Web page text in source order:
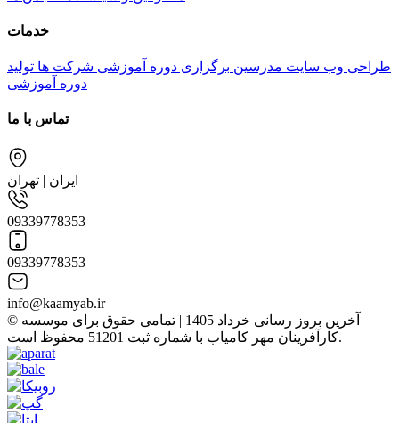
خدمات
طراحی وب سایت مدرسین برگزاری دوره آموزشی شرکت ها تولید
دوره آموزشی
تماس با ما
ایران | تهران
09339778353
09339778353
info@kaamyab.ir
© آخرین بروز رسانی خرداد 1405 | تمامی حقوق برای موسسه
کارآفرینان مهر کامیاب با شماره ثبت 51201 محفوظ است.